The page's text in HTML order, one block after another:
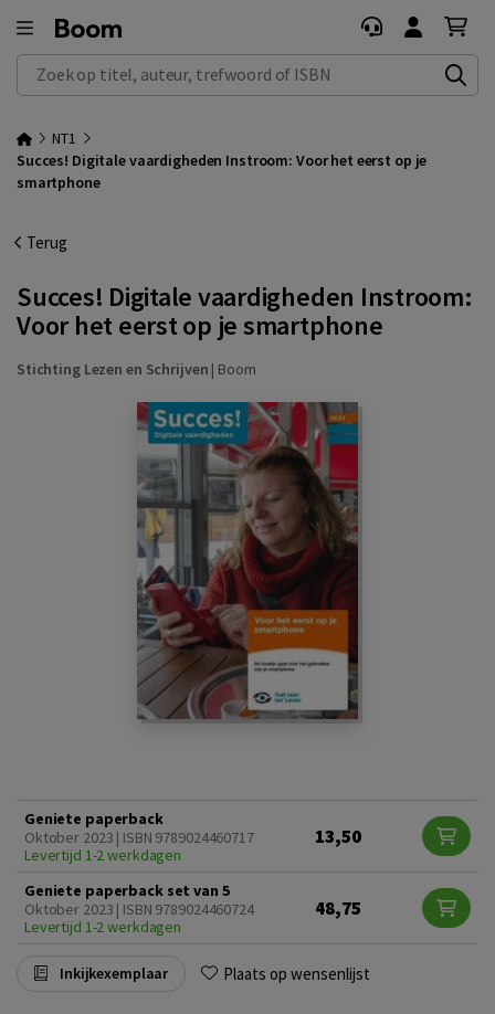
Zoek op titel, auteur, trefwoord of ISBN
NT1
Succes! Digitale vaardigheden Instroom: Voor het eerst op je
smartphone
Terug
Succes! Digitale vaardigheden Instroom:
Voor het eerst op je smartphone
Stichting Lezen en Schrijven | Boom
Geniete paperback
Oktober 2023 | ISBN 9789024460717
Levertijd 1-2 werkdagen
13,50
Geniete paperback set van 5
Oktober 2023 | ISBN 9789024460724
Levertijd 1-2 werkdagen
48,75
Inkijkexemplaar Plaats op wensenlijst